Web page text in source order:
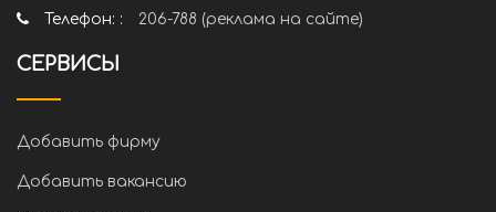
Телефон: :
206-788 (реклама на сайте)
СЕРВИСЫ
Добавить фирму
Добавить вакансию